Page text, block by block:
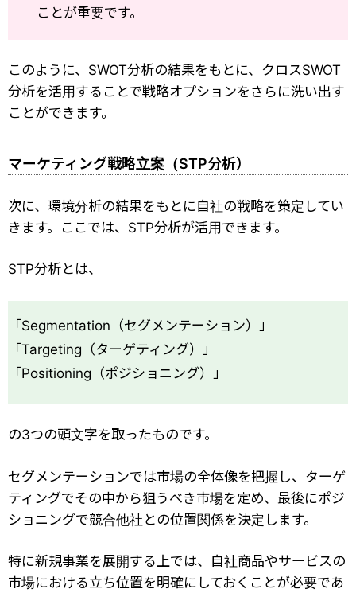
ことが重要です。
このように、SWOT分析の結果をもとに、クロスSWOT
分析を活用することで戦略オプションをさらに洗い出す
ことができます。
マーケティング戦略立案（STP分析）
次に、環境分析の結果をもとに自社の戦略を策定してい
きます。ここでは、STP分析が活用できます。
STP分析とは、
「Segmentation（セグメンテーション）」
「Targeting（ターゲティング）」
「Positioning（ポジショニング）」
の3つの頭文字を取ったものです。
セグメンテーションでは市場の全体像を把握し、ターゲ
ティングでその中から狙うべき市場を定め、最後にポジ
ショニングで競合他社との位置関係を決定します。
特に新規事業を展開する上では、自社商品やサービスの
市場における立ち位置を明確にしておくことが必要であ